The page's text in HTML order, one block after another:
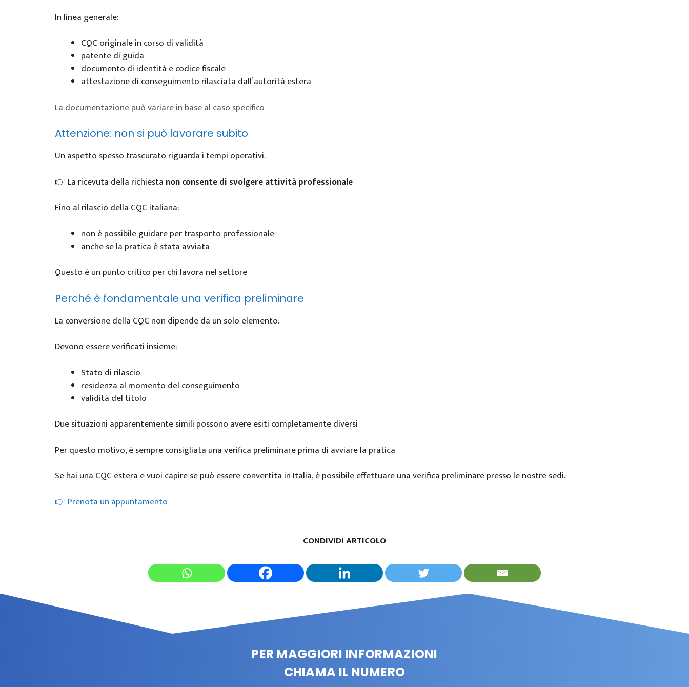
In linea generale:
CQC originale in corso di validità
patente di guida
documento di identità e codice fiscale
attestazione di conseguimento rilasciata dall’autorità estera
La documentazione può variare in base al caso specifico
Attenzione: non si può lavorare subito
Un aspetto spesso trascurato riguarda i tempi operativi.
👉 La ricevuta della richiesta non consente di svolgere attività professionale
Fino al rilascio della CQC italiana:
non è possibile guidare per trasporto professionale
anche se la pratica è stata avviata
Questo è un punto critico per chi lavora nel settore
Perché è fondamentale una verifica preliminare
La conversione della CQC non dipende da un solo elemento.
Devono essere verificati insieme:
Stato di rilascio
residenza al momento del conseguimento
validità del titolo
Due situazioni apparentemente simili possono avere esiti completamente diversi
Per questo motivo, è sempre consigliata una verifica preliminare prima di avviare la pratica
Se hai una CQC estera e vuoi capire se può essere convertita in Italia, è possibile effettuare una verifica preliminare presso le nostre sedi.
👉 Prenota un appuntamento
CONDIVIDI ARTICOLO
PER MAGGIORI INFORMAZIONI
CHIAMA IL NUMERO